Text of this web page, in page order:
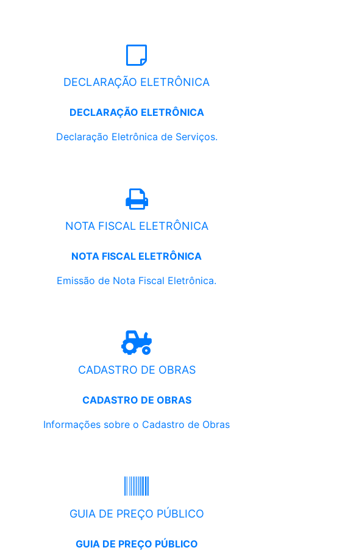
DECLARAÇÃO ELETRÔNICA
DECLARAÇÃO ELETRÔNICA
Declaração Eletrônica de Serviços.
NOTA FISCAL ELETRÔNICA
NOTA FISCAL ELETRÔNICA
Emissão de Nota Fiscal Eletrônica.
CADASTRO DE OBRAS
CADASTRO DE OBRAS
Informações sobre o Cadastro de Obras
GUIA DE PREÇO PÚBLICO
GUIA DE PREÇO PÚBLICO